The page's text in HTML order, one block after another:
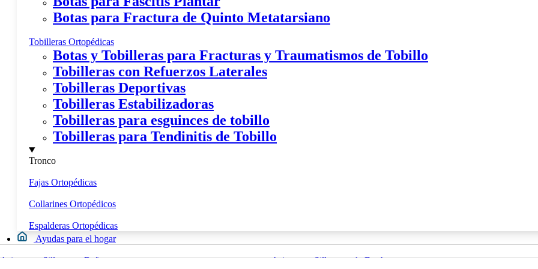
Botas para Fractura de Quinto Metatarsiano
Tobilleras Ortopédicas
Botas y Tobilleras para Fracturas y Traumatismos de Tobillo
Tobilleras con Refuerzos Laterales
Tobilleras Deportivas
Tobilleras Estabilizadoras
Tobilleras para esguinces de tobillo
Tobilleras para Tendinitis de Tobillo
Tronco
Fajas Ortopédicas
Collarines Ortopédicos
Espalderas Ortopédicas
Ayudas para el hogar
Asientos y Sillas para Bañera Asientos y Sillas para la Ducha